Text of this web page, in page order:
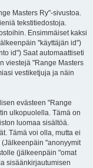
Masters Ry"-sivustoa.
tekstitiedostoja.
Ensimmäiset kaksi
"käyttäjän id")
id") Saat automaattiseti
viestejä "Range Masters
vestiketjuja ja näin
evästeen "Range
ulkopuolella. Tämä on
luomaa sisältöä.
Tämä voi olla, mutta ei
"anonyymit
(jälkeenpäin "omat
sisäänkirjautumisen